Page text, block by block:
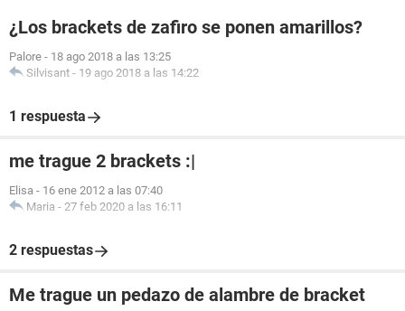
¿Los brackets de zafiro se ponen amarillos?
Palore - 18 ago 2018 a las 13:25
Silvisant - 19 ago 2018 a las 14:22
1 respuesta
me trague 2 brackets :|
Elisa - 16 ene 2012 a las 07:40
Maria - 27 feb 2020 a las 16:11
2 respuestas
Me trague un pedazo de alambre de bracket